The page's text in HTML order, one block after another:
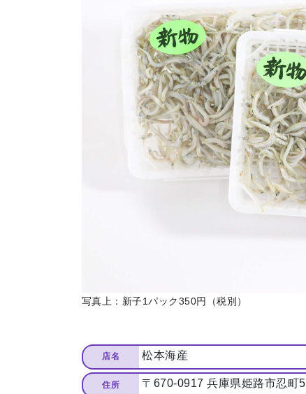
地場産品/ツクリビト
Local products
写真上：新子1パック350円（税別）
店名 松本海産
住所 〒670-0917 兵庫県姫路市忍町5